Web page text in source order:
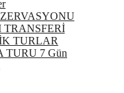
TURLAR
TURU 7 Gün